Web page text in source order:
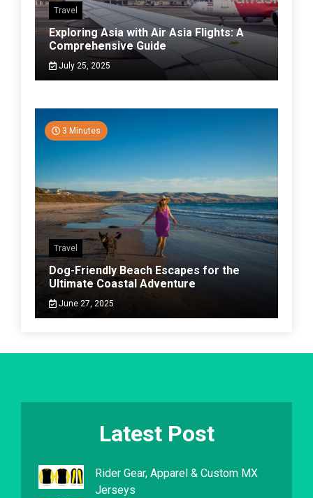
Travel
Exploring Asia with Air Asia Flights: A
Comprehensive Guide
July 25, 2025
3 Minutes
Travel
Dog-Friendly Beach Escapes for the
Ultimate Coastal Adventure
June 27, 2025
Latest Post
Rider Gear, Apparel & Custom MX
Jerseys